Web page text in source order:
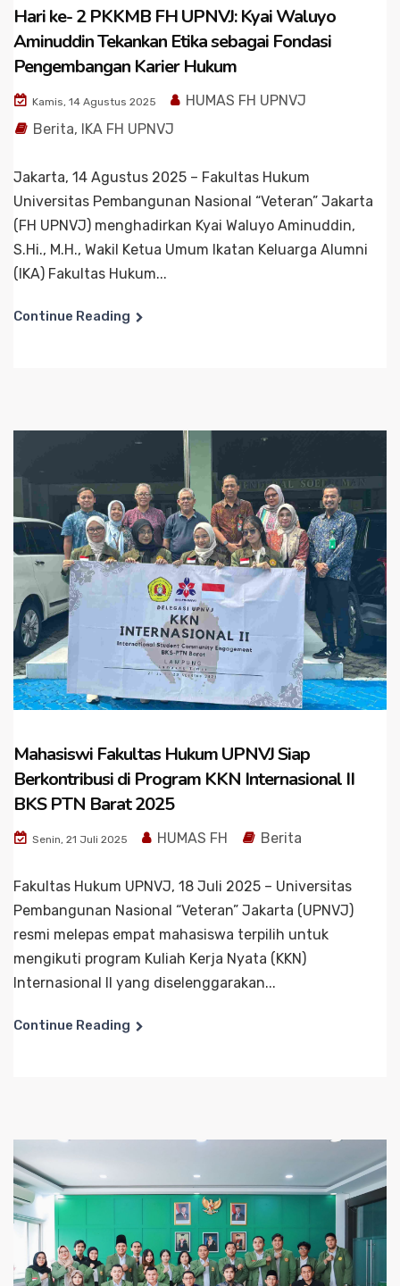
Hari ke- 2 PKKMB FH UPNVJ: Kyai Waluyo
Aminuddin Tekankan Etika sebagai Fondasi
Pengembangan Karier Hukum
Kamis, 14 Agustus 2025
HUMAS FH UPNVJ
Berita, IKA FH UPNVJ
Jakarta, 14 Agustus 2025 – Fakultas Hukum
Universitas Pembangunan Nasional “Veteran” Jakarta
(FH UPNVJ) menghadirkan Kyai Waluyo Aminuddin,
S.Hi., M.H., Wakil Ketua Umum Ikatan Keluarga Alumni
(IKA) Fakultas Hukum...
Continue Reading
Mahasiswi Fakultas Hukum UPNVJ Siap
Berkontribusi di Program KKN Internasional II
BKS PTN Barat 2025
Senin, 21 Juli 2025 HUMAS FH Berita
Fakultas Hukum UPNVJ, 18 Juli 2025 – Universitas
Pembangunan Nasional “Veteran” Jakarta (UPNVJ)
resmi melepas empat mahasiswa terpilih untuk
mengikuti program Kuliah Kerja Nyata (KKN)
Internasional II yang diselenggarakan...
Continue Reading